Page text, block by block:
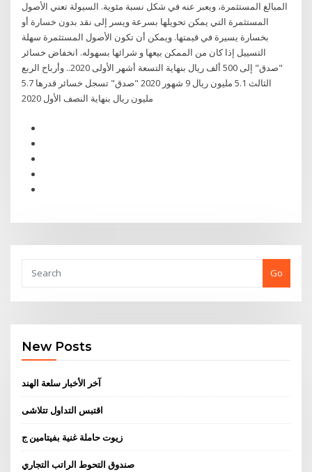
المبالغ المستثمرة، ويعبر عنه في شكل نسبة مئوية. السيولة تعني الأصول
المستثمرة التي يمكن تحويلها بسرعة ويسر إلى نقد بدون خسارة أو
بخسارة يسيرة في قيمتها. ويمكن أن تكون الأصول المستثمرة سهلة
التسييل إذا كان من الممكن بيعها و شرائها بسهوله. انخفاض خسائر
"صدق" إلى 500 ألف ريال بنهاية التسعة أشهر الأولى 2020.. وأرباح الربع
الثالث 5.1 مليون ريال 9 شهور 2020 "صدق" تسجل خسائر قدرها 5.7
مليون ريال بنهاية النصف الأول 2020
Go
New Posts
آخر الأخبار سلعة الهند
اقتبس التداول تتلاشى
زيوت حاملة غنية بفيتامين ج
صندوق التحوط الراتب التجاري